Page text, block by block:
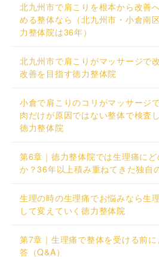
北九州市で肩こりを根本から改善
める整体なら（北九州市・小倉南
力整体院は36年）
北九州市で肩こりがマッサージで
改善を目指す徳力整体院
小倉で肩こりのコリがマッサージ
肉だけが原因ではない整体で検査
徳力整体院
第6章｜徳力整体院では生理痛に
か？36年以上積み重ねてきた独自
生理の時の生理痛でお悩みなら生
して変えていく徳力整体院
第7章｜生理痛で整体を受ける前
答（Q&A）